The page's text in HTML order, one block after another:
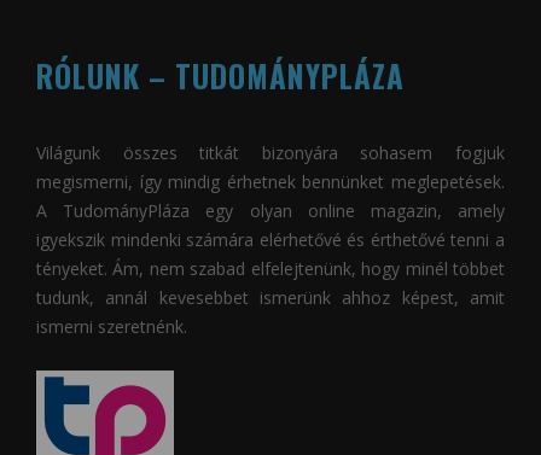
RÓLUNK – TUDOMÁNYPLÁZA
Világunk összes titkát bizonyára sohasem fogjuk
megismerni, így mindig érhetnek bennünket meglepetések.
A TudományPláza egy olyan online magazin, amely
igyekszik mindenki számára elérhetővé és érthetővé tenni a
tényeket. Ám, nem szabad elfelejtenünk, hogy minél többet
tudunk, annál kevesebbet ismerünk ahhoz képest, amit
ismerni szeretnénk.